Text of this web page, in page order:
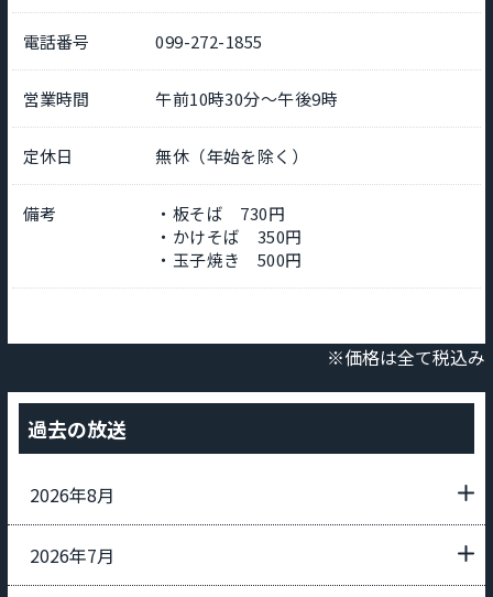
電話番号 099-272-1855
営業時間 午前10時30分～午後9時
定休日 無休（年始を除く）
備考
・板そば 730円
・かけそば 350円
・玉子焼き 500円
※価格は全て税込み
過去の放送
2026年8月
2026年7月